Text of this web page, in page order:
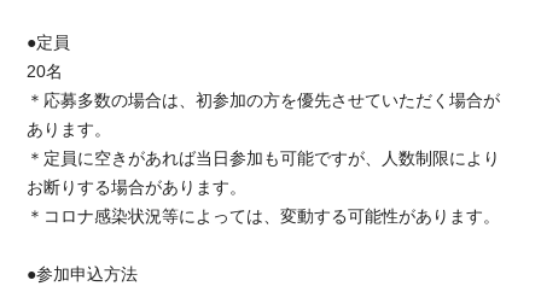
●定員
20名
＊応募多数の場合は、初参加の方を優先させていただく場合が
あります。
＊定員に空きがあれば当日参加も可能ですが、人数制限により
お断りする場合があります。
＊コロナ感染状況等によっては、変動する可能性があります。
●参加申込方法